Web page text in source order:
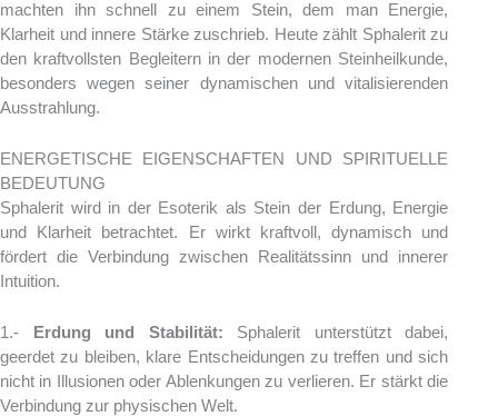
machten ihn schnell zu einem Stein, dem man Energie,
Klarheit und innere Stärke zuschrieb. Heute zählt Sphalerit zu
den kraftvollsten Begleitern in der modernen Steinheilkunde,
besonders wegen seiner dynamischen und vitalisierenden
Ausstrahlung.
ENERGETISCHE EIGENSCHAFTEN UND SPIRITUELLE
BEDEUTUNG
Sphalerit wird in der Esoterik als Stein der Erdung, Energie
und Klarheit betrachtet. Er wirkt kraftvoll, dynamisch und
fördert die Verbindung zwischen Realitätssinn und innerer
Intuition.
1.- Erdung und Stabilität: Sphalerit unterstützt dabei,
geerdet zu bleiben, klare Entscheidungen zu treffen und sich
nicht in Illusionen oder Ablenkungen zu verlieren. Er stärkt die
Verbindung zur physischen Welt.